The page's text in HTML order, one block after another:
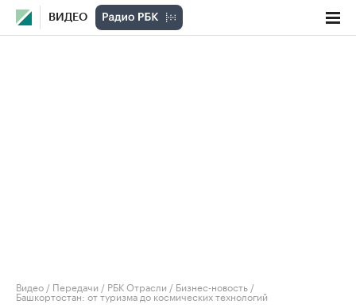
ВИДЕО
Видео / Передачи / РБК Отрасли / Бизнес-новость /
Башкортостан: от туризма до космических технологий